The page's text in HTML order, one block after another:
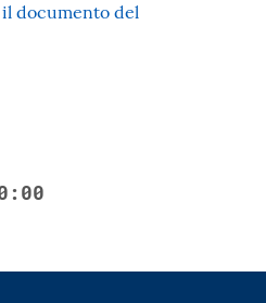
documento del